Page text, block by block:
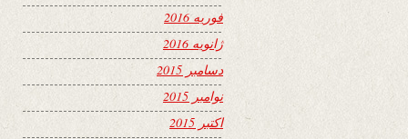
فوریه 2016
ژانویه 2016
دسامبر 2015
نوامبر 2015
اکتبر 2015